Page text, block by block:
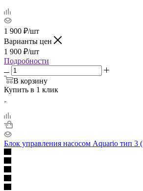
1 900 ₽/шт
Варианты цен
1 900 ₽/шт
Подробности
В корзину
Купить в 1 клик
Блок управления насосом Aquario тип 3